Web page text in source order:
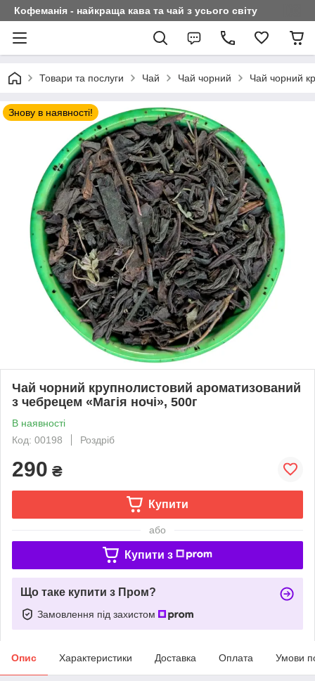
Кофеманія - найкраща кава та чай з усього світу
Товари та послуги Чай Чай чорний Чай чорний
Знову в наявності!
Чай чорний крупнолистовий ароматизований
з чебрецем «Магія ночі», 500г
В наявності
Код: 00198
Роздріб
290 ₴
Купити
або
Купити з
Що таке купити з Пром?
Замовлення під захистом
Опис Характеристики Доставка Оплата Умови